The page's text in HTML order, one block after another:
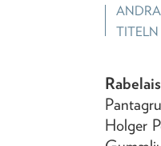
TITELN
Holger